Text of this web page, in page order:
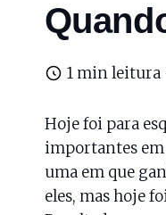
1 min leitura
Hoje foi para
importantes em
uma em que
eles, mas hoje